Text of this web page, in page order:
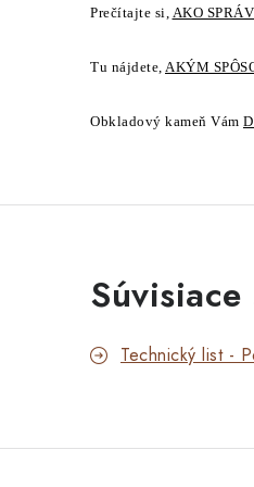
Prečítajte si, AKO
Tu nájdete, AKÝM
Obkladový kameň Vám
Technický list -